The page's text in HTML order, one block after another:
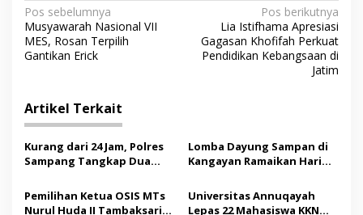
N
a
v
g
a
s
i
p
Pos sebelumnya
Musyawarah Nasional VII
MES, Rosan Terpilih
Gantikan Erick
Pos berikutnya
Lia Istifhama Apresiasi
Gagasan Khofifah Perkuat
Pendidikan Kebangsaan di
Jatim
Artikel Terkait
Kurang dari 24 Jam, Polres
Sampang Tangkap Dua
Lomba Dayung Sampan di
Kangayan Ramaikan Hari
Sumenep
Pemilihan Ketua OSIS MTs
Nurul Huda II Tambaksari
Universitas Annuqayah
Lepas 22 Mahasiswa KKN